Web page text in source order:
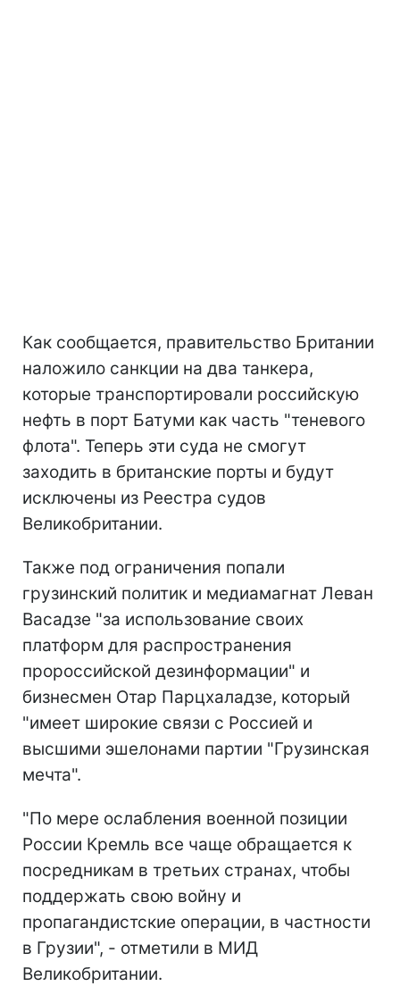
Как сообщается, правительство Британии
наложило санкции на два танкера,
которые транспортировали российскую
нефть в порт Батуми как часть "теневого
флота". Теперь эти суда не смогут
заходить в британские порты и будут
исключены из Реестра судов
Великобритании.
Также под ограничения попали
грузинский политик и медиамагнат Леван
Васадзе "за использование своих
платформ для распространения
пророссийской дезинформации" и
бизнесмен Отар Парцхаладзе, который
"имеет широкие связи с Россией и
высшими эшелонами партии "Грузинская
мечта".
"По мере ослабления военной позиции
России Кремль все чаще обращается к
посредникам в третьих странах, чтобы
поддержать свою войну и
пропагандистские операции, в частности
в Грузии", - отметили в МИД
Великобритании.